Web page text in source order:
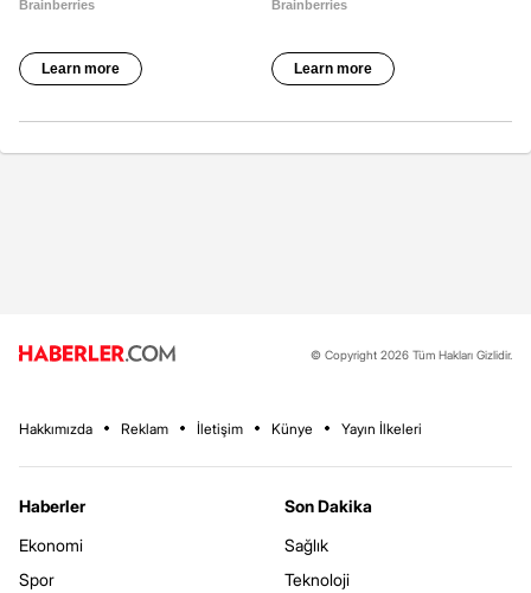
© Copyright 2026 Tüm Hakları Gizlidir.
Hakkımızda Reklam İletişim Künye Yayın İlkeleri
Haberler
Ekonomi
Spor
Son Dakika
Sağlık
Teknoloji